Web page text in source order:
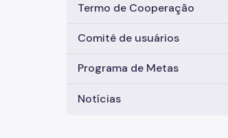
Termo de Cooperação
Comitê de usuários
Programa de Metas
Notícias